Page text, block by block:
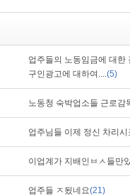
업주들의 노동임금에 대한
구인광고에 대하여....(5)
노동청 숙박업소들 근로감
업주님들 이제 정신 차리
이업계가 지배인ㅂㅅ들만
업주들 ㅈ됬네요(21)